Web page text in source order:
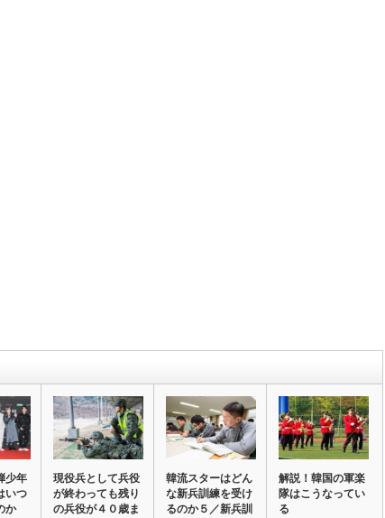
少年
いつ
か
現役兵として兵役
が終わっても残り
の兵役が４０歳ま
韓流スターはどん
な新兵訓練を受け
るのか５／新兵訓
解説！韓国の軍楽
隊はこうなってい
る